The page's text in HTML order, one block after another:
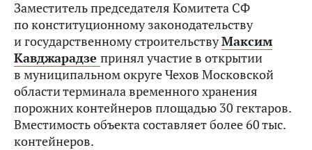
Заместитель председателя Комитета СФ
по конституционному законодательству
и государственному строительствуМаксим
Кавджарадзе принял участие в открытии
в муниципальном округе Чехов Московской
области терминала временного хранения
порожних контейнеров площадью 30 гектаров.
Вместимость объекта составляет более 60 тыс.
контейнеров.